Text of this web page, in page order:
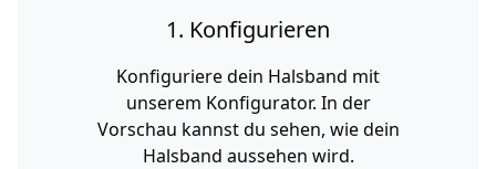
1. Konfigurieren
Konfiguriere dein Halsband mit
unserem Konfigurator. In der
Vorschau kannst du sehen, wie dein
Halsband aussehen wird.